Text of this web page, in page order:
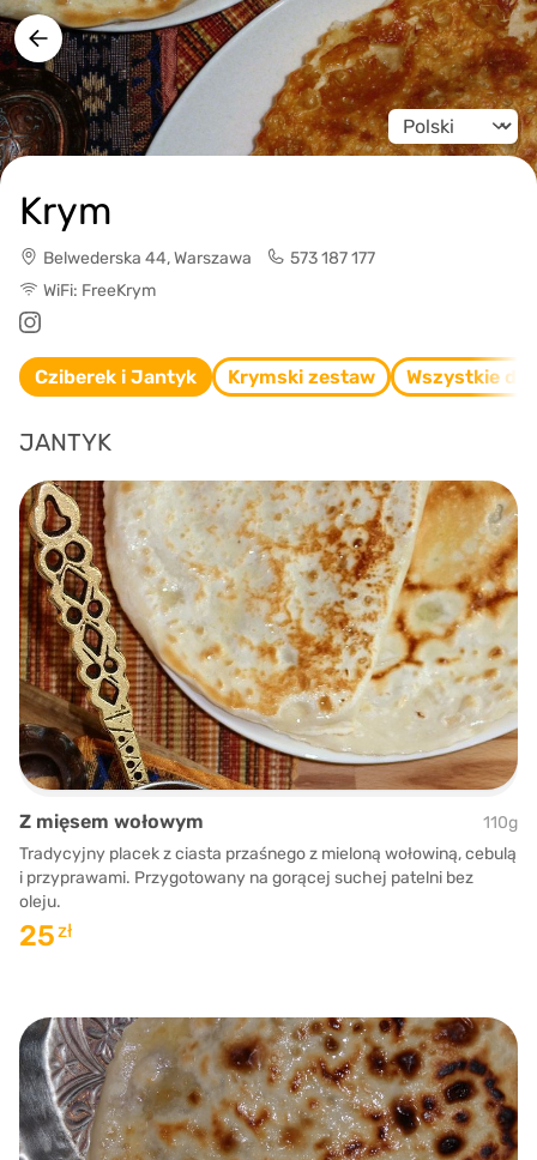
Change
Krym
Belwederska 44, Warszawa
573 187 177
WiFi: FreeKrym
Cziberek i Jantyk Krymski zestaw Wszystkie
JANTYK
Z mięsem wołowym
110g
Tradycyjny placek z ciasta przaśnego z mieloną wołowiną, cebulą
i przyprawami. Przygotowany na gorącej suchej patelni bez
oleju.
25zł